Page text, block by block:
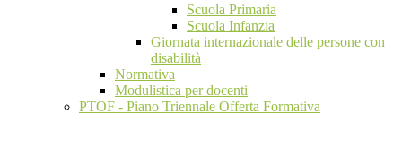
Scuola Primaria
Scuola Infanzia
Giornata internazionale delle persone con
disabilità
Normativa
Modulistica per docenti
PTOF - Piano Triennale Offerta Formativa